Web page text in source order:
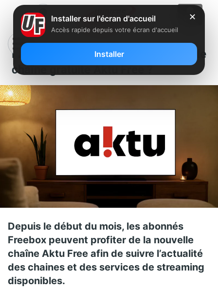
Freebox : que diffuse la nouvelle
chaîne gratuite Aktu Free ?
Depuis le début du mois, les abonnés
Freebox peuvent profiter de la nouvelle
chaîne Aktu Free afin de suivre l’actualité
des chaines et des services de streaming
disponibles.
✕
Installer sur l'écran d'accueil
Accès rapide depuis votre écran d'accueil
Installer